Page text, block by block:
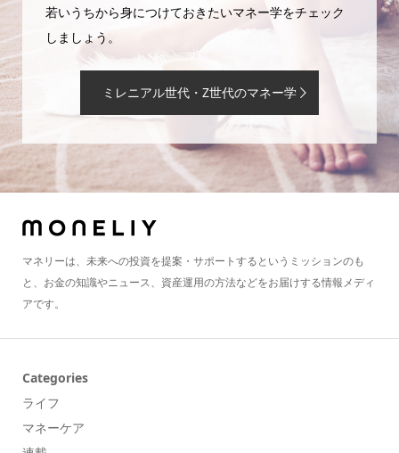
若いうちから身につけておきたいマネー学をチェック
しましょう。
ミレニアル世代・Z世代のマネー学
マネリーは、未来への投資を提案・サポートするというミッションのも
と、お金の知識やニュース、資産運用の方法などをお届けする情報メディ
アです。
Categories
ライフ
マネーケア